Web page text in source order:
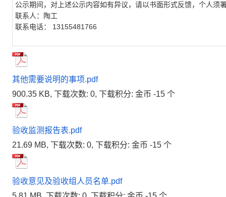
公示期间，对上述公示内容如有异议，请以书面形式反馈，个人须
联系人：陶工
联系电话：
13155481766
其他需要说明的事项.pdf
900.35 KB, 下载次数: 0, 下载积分: 金币 -15 个
验收监测报告表.pdf
21.69 MB, 下载次数: 0, 下载积分: 金币 -15 个
验收意见及验收组人员名单.pdf